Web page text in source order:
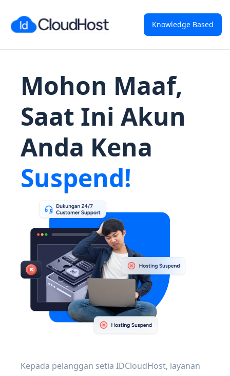
Knowledge Based
Mohon Maaf,
Saat Ini Akun
Anda Kena
Suspend!
Kepada pelanggan setia IDCloudHost, layanan